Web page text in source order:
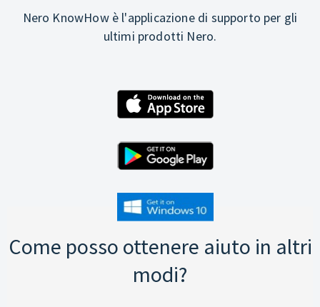
Nero KnowHow è l'applicazione di supporto per gli
ultimi prodotti Nero.
Come posso ottenere aiuto in altri
modi?